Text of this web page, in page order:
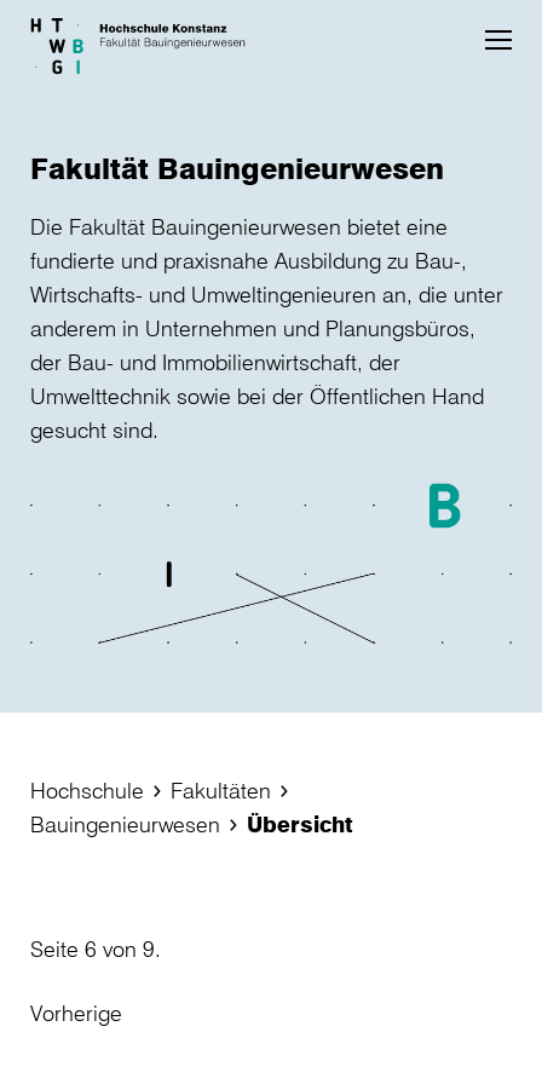
Skip to main content
Fakultät Bauingenieurwesen
Die Fakultät Bauingenieurwesen bietet eine
fundierte und praxisnahe Ausbildung zu Bau-,
Wirtschafts- und Umweltingenieuren an, die unter
anderem in Unternehmen und Planungsbüros,
der Bau- und Immobilienwirtschaft, der
Umwelttechnik sowie bei der Öffentlichen Hand
gesucht sind.
Hochschule
Fakultäten
Bauingenieurwesen
Übersicht
Seite 6 von 9.
Vorherige